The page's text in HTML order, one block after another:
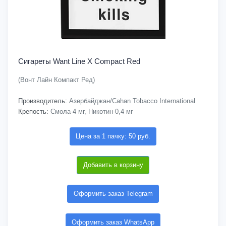
Сигареты Want Line X Compact Red
(Вонт Лайн Компакт Ред)
Производитель: Азербайджан/Cahan Tobacco International
Крепость: Смола-4 мг, Никотин-0,4 мг
Цена за 1 пачку: 50 руб.
Добавить в корзину
Оформить заказ Telegram
Оформить заказ WhatsApp